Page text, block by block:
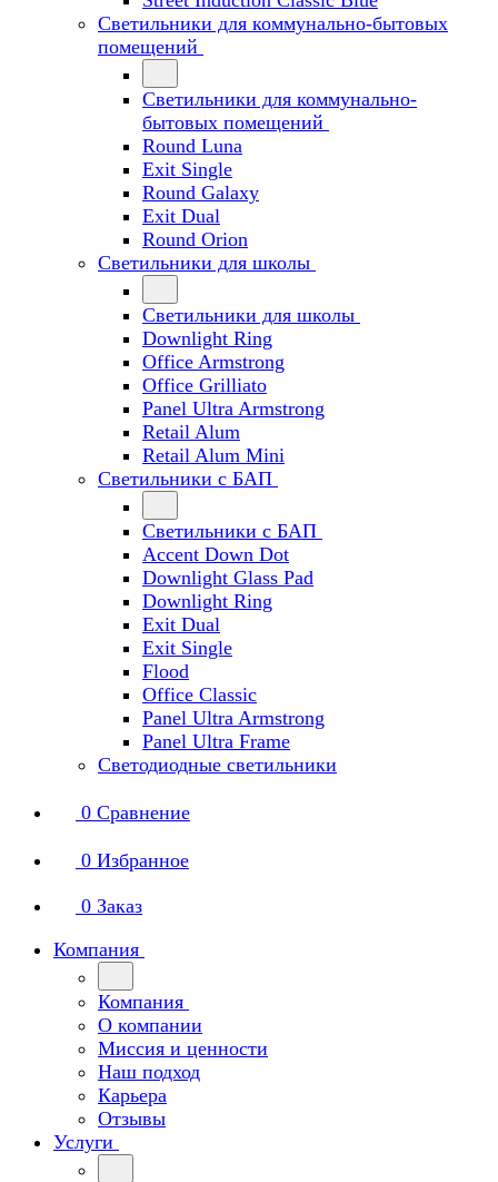
Светильники для коммунально-бытовых
помещений
Светильники для коммунально-
бытовых помещений
Round Luna
Exit Single
Round Galaxy
Exit Dual
Round Orion
Светильники для школы
Светильники для школы
Downlight Ring
Office Armstrong
Office Grilliato
Panel Ultra Armstrong
Retail Alum
Retail Alum Mini
Светильники с БАП
Светильники с БАП
Accent Down Dot
Downlight Glass Pad
Downlight Ring
Exit Dual
Exit Single
Flood
Office Classic
Panel Ultra Armstrong
Panel Ultra Frame
Светодиодные светильники
0 Сравнение
0 Избранное
0 Заказ
Компания
Компания
О компании
Миссия и ценности
Наш подход
Карьера
Отзывы
Услуги